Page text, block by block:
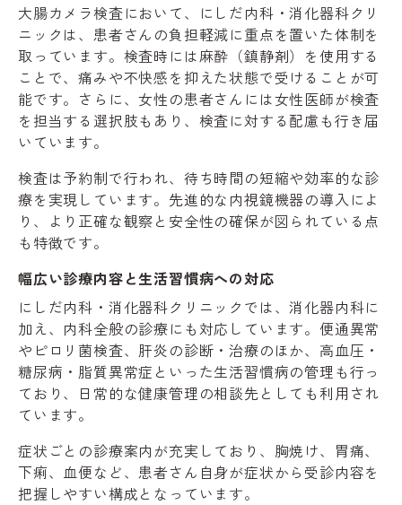
大腸カメラ検査において、にしだ内科・消化器科クリ
ニックは、患者さんの負担軽減に重点を置いた体制を
取っています。検査時には麻酔（鎮静剤）を使用する
ことで、痛みや不快感を抑えた状態で受けることが可
能です。さらに、女性の患者さんには女性医師が検査
を担当する選択肢もあり、検査に対する配慮も行き届
いています。
検査は予約制で行われ、待ち時間の短縮や効率的な診
療を実現しています。先進的な内視鏡機器の導入によ
り、より正確な観察と安全性の確保が図られている点
も特徴です。
幅広い診療内容と生活習慣病への対応
にしだ内科・消化器科クリニックでは、消化器内科に
加え、内科全般の診療にも対応しています。便通異常
やピロリ菌検査、肝炎の診断・治療のほか、高血圧・
糖尿病・脂質異常症といった生活習慣病の管理も行っ
ており、日常的な健康管理の相談先としても利用され
ています。
症状ごとの診療案内が充実しており、胸焼け、胃痛、
下痢、血便など、患者さん自身が症状から受診内容を
把握しやすい構成となっています。